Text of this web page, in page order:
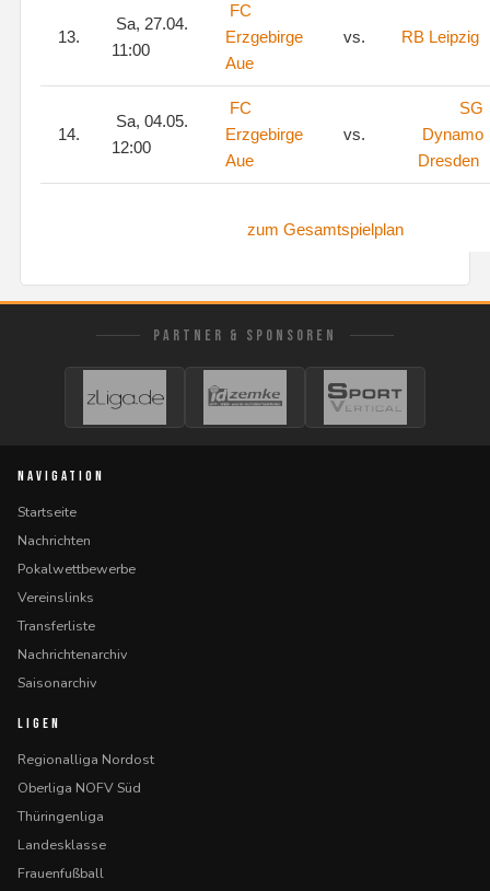
13.
Sa, 27.04.
11:00
FC
Erzgebirge
Aue
vs. RB Leipzig
14.
Sa, 04.05.
12:00
FC
Erzgebirge
Aue
vs.
SG
Dynamo
Dresden
zum Gesamtspielplan
PARTNER & SPONSOREN
NAVIGATION
Startseite
Nachrichten
Pokalwettbewerbe
Vereinslinks
Transferliste
Nachrichtenarchiv
Saisonarchiv
LIGEN
Regionalliga Nordost
Oberliga NOFV Süd
Thüringenliga
Landesklasse
Frauenfußball